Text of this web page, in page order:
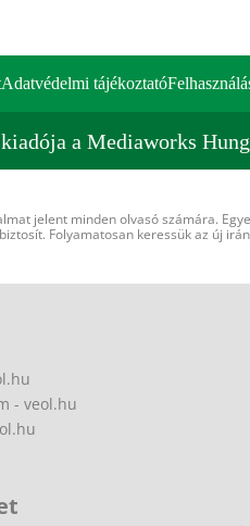
Adatvédelmi tájékoztató
kiadója a Mediaworks
jelent minden olvasó számára.
Folyamatosan keressük az új
- veol.hu